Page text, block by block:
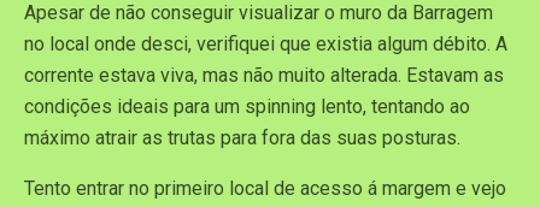
Apesar de não conseguir visualizar o muro da Barragem
no local onde desci, verifiquei que existia algum débito. A
corrente estava viva, mas não muito alterada. Estavam as
condições ideais para um spinning lento, tentando ao
máximo atrair as trutas para fora das suas posturas.
Tento entrar no primeiro local de acesso á margem e vejo